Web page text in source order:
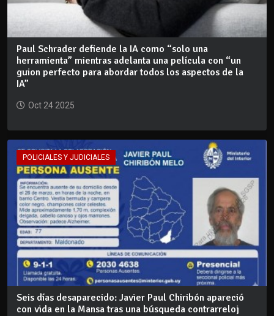
Paul Schrader defiende la IA como “solo una
herramienta” mientras adelanta una película con “un
guion perfecto para abordar todos los aspectos de la
IA”
Oct 24 2025
POLICIALES Y JUDICIALES
Seis días desaparecido: Javier Paul Chiribón apareció
con vida en la Mansa tras una búsqueda contrarreloj